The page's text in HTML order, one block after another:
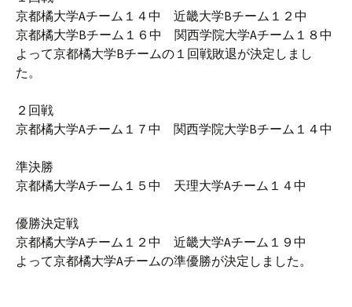
京都橘大学Aチーム１４中 近畿大学Bチーム１２中
京都橘大学Bチーム１６中 関西学院大学Aチーム１８中
よって京都橘大学Bチームの１回戦敗退が決定しまし
た。
２回戦
京都橘大学Aチーム１７中 関西学院大学Bチーム１４中
準決勝
京都橘大学Aチーム１５中 天理大学Aチーム１４中
優勝決定戦
京都橘大学Aチーム１２中 近畿大学Aチーム１９中
よって京都橘大学Aチームの準優勝が決定しました。